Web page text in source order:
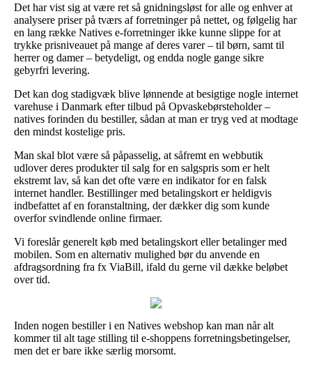
Det har vist sig at være ret så gnidningsløst for alle og enhver at
analysere priser på tværs af forretninger på nettet, og følgelig har
en lang række Natives e-forretninger ikke kunne slippe for at
trykke prisniveauet på mange af deres varer – til børn, samt til
herrer og damer – betydeligt, og endda nogle gange sikre
gebyrfri levering.
Det kan dog stadigvæk blive lønnende at besigtige nogle internet
varehuse i Danmark efter tilbud på Opvaskebørsteholder –
natives forinden du bestiller, sådan at man er tryg ved at modtage
den mindst kostelige pris.
Man skal blot være så påpasselig, at såfremt en webbutik
udlover deres produkter til salg for en salgspris som er helt
ekstremt lav, så kan det ofte være en indikator for en falsk
internet handler. Bestillinger med betalingskort er heldigvis
indbefattet af en foranstaltning, der dækker dig som kunde
overfor svindlende online firmaer.
Vi foreslår generelt køb med betalingskort eller betalinger med
mobilen. Som en alternativ mulighed bør du anvende en
afdragsordning fra fx ViaBill, ifald du gerne vil dække beløbet
over tid.
Inden nogen bestiller i en Natives webshop kan man når alt
kommer til alt tage stilling til e-shoppens forretningsbetingelser,
men det er bare ikke særlig morsomt.